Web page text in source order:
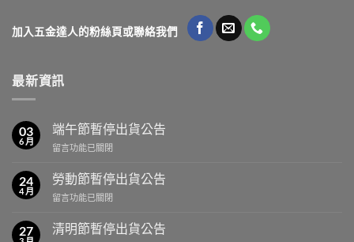
加入五金達人的粉絲頁或聯絡我們
最新資訊
03
6 月
端午節暫停出貨公告
在
午
節
暫
出
留言功能已關閉
24
4 月
勞動節暫停出貨公告
在
動
節
留言功能已關閉
27 清明節暫停出貨公告